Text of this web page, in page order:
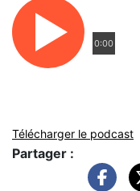
0:00
Télécharger le podcast
Partager :